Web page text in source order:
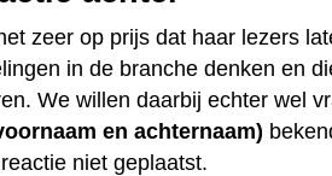
zeer op prijs dat haar lezers
in de branche denken en
We willen daarbij echter wel
en achternaam)
niet geplaatst.